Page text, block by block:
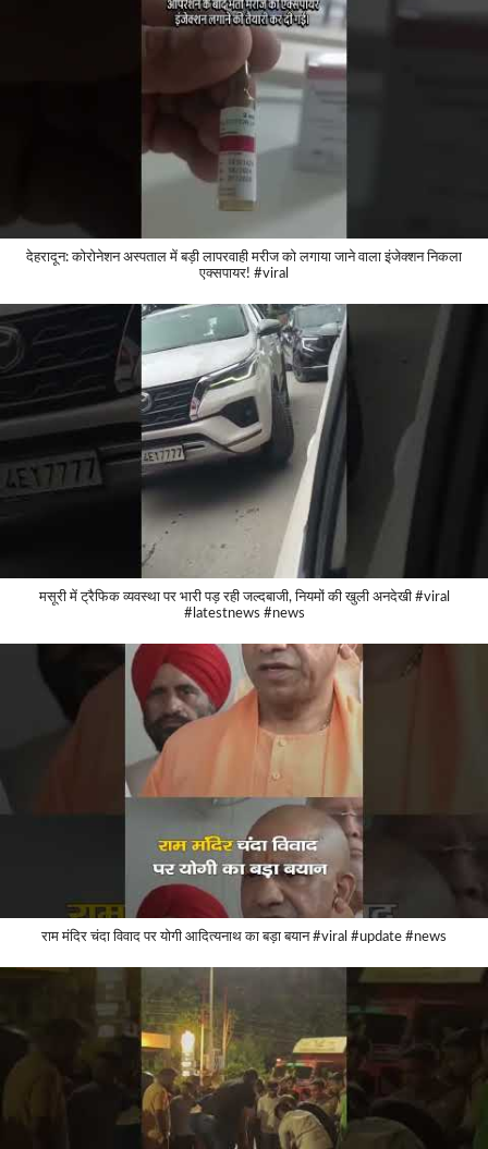
देहरादून: कोरोनेशन अस्पताल में बड़ी लापरवाही मरीज को लगाया जाने वाला इंजेक्शन निकला
एक्सपायर! #viral
मसूरी में ट्रैफिक व्यवस्था पर भारी पड़ रही जल्दबाजी, नियमों की खुली अनदेखी #viral
#latestnews #news
राम मंदिर चंदा विवाद पर योगी आदित्यनाथ का बड़ा बयान #viral #update #news